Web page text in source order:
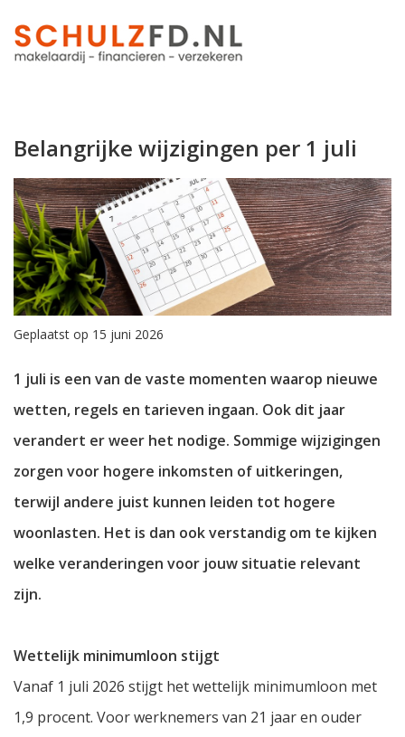
Belangrijke wijzigingen per 1 juli
Geplaatst op 15 juni 2026
1 juli is een van de vaste momenten waarop nieuwe
wetten, regels en tarieven ingaan. Ook dit jaar
verandert er weer het nodige. Sommige wijzigingen
zorgen voor hogere inkomsten of uitkeringen,
terwijl andere juist kunnen leiden tot hogere
woonlasten. Het is dan ook verstandig om te kijken
welke veranderingen voor jouw situatie relevant
zijn.
Wettelijk minimumloon stijgt
Vanaf 1 juli 2026 stijgt het wettelijk minimumloon met
1,9 procent. Voor werknemers van 21 jaar en ouder